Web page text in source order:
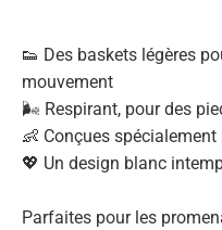
👟 Des baskets légères
mouvement
🌬️ Respirant, pour des
👶 Conçues
💖 Un design blanc
Parfaites pour les